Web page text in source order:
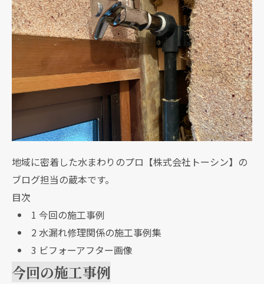
地域に密着した水まわりのプロ【株式会社トーシン】の
ブログ担当の蔵本です。
目次
1 今回の施工事例
2水漏れ修理関係の施工事例集
3 ビフォーアフター画像
今回の施工事例